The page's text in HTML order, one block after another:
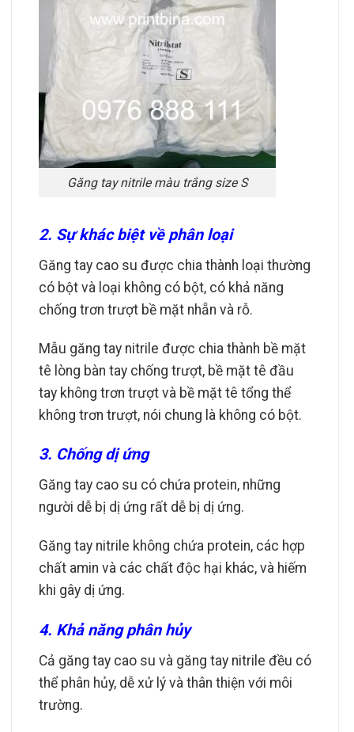
Găng tay nitrile màu trắng size S
2. Sự khác biệt về phân loại
Găng tay cao su được chia thành loại thường
có bột và loại không có bột, có khả năng
chống trơn trượt bề mặt nhẵn và rỗ.
Mẫu găng tay nitrile được chia thành bề mặt
tê lòng bàn tay chống trượt, bề mặt tê đầu
tay không trơn trượt và bề mặt tê tổng thể
không trơn trượt, nói chung là không có bột.
3. Chống dị ứng
Găng tay cao su có chứa protein, những
người dễ bị dị ứng rất dễ bị dị ứng.
Găng tay nitrile không chứa protein, các hợp
chất amin và các chất độc hại khác, và hiếm
khi gây dị ứng.
4. Khả năng phân hủy
Cả găng tay cao su và găng tay nitrile đều có
thể phân hủy, dễ xử lý và thân thiện với môi
trường.